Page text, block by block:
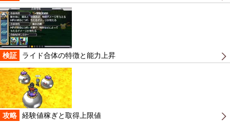
検証 ライド合体の特徴と能力上昇
攻略 経験値稼ぎと取得上限値